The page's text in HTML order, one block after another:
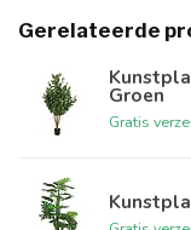
Gerelateerde
Groen
Gratis